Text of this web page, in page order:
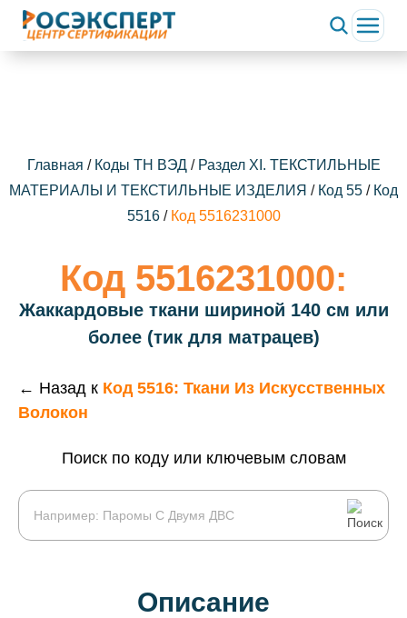
Главная / Коды ТН ВЭД/ Раздел XI. ТЕКСТИЛЬНЫЕ
МАТЕРИАЛЫ И ТЕКСТИЛЬНЫЕ ИЗДЕЛИЯ / Код 55 / Код
5516 / Код 5516231000
Код 5516231000:
Жаккардовые ткани шириной 140 см или
более (тик для матрацев)
← Назад к Код 5516: Ткани Из Искусственных
Волокон
Поиск по коду или ключевым словам
Описание